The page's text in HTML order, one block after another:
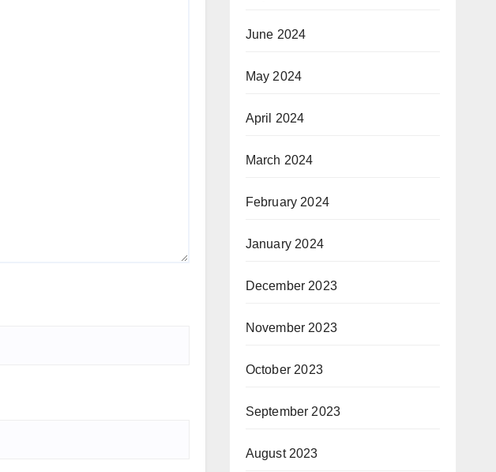
June 2024
May 2024
April 2024
March 2024
February 2024
January 2024
December 2023
November 2023
October 2023
September 2023
August 2023